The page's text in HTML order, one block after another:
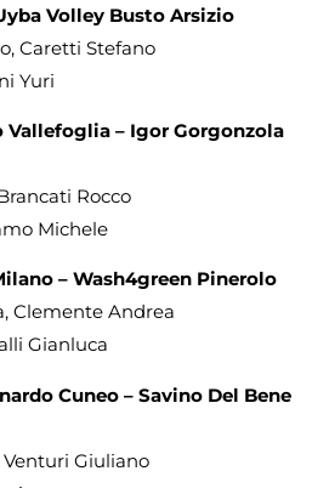
Volley Busto Arsizio
Caretti Stefano
Yuri
Vallefoglia – Igor Gorgonzola
Rocco
Michele
– Wash4green Pinerolo
Clemente Andrea
Gianluca
Cuneo – Savino Del Bene
Giuliano